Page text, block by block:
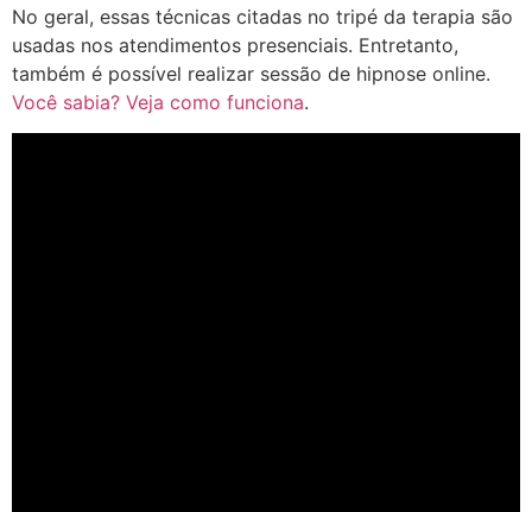
No geral, essas técnicas citadas no tripé da terapia são
usadas nos atendimentos presenciais. Entretanto,
também é possível realizar sessão de hipnose online.
Você sabia? Veja como funciona.